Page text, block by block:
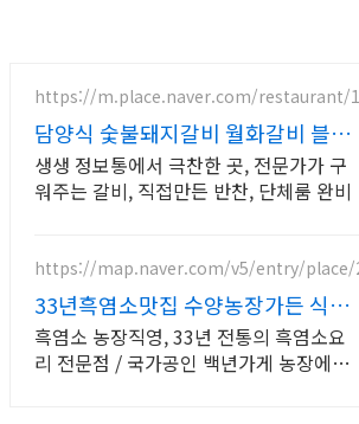
https://m.place.naver.com/restaurant/
담양식 숯불돼지갈비 월화갈비 블루
리본서베이 맛집
생생 정보통에서 극찬한 곳, 전문가가 구
워주는 갈비, 직접만든 반찬, 단체룸 완비
https://map.naver.com/v5/entry/place/
33년흑염소맛집 수양농장가든 식품
의약품안전처 금상 수상
흑염소 농장직영, 33년 전통의 흑염소요
리 전문점 / 국가공인 백년가게 농장에서